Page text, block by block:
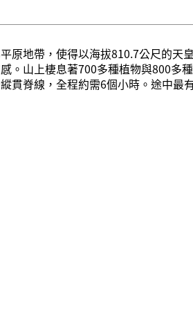
原地帶，使得以海拔810.7公尺的天
。山上棲息著700多種植物與800多
脊線，全程約需6個小時。途中最